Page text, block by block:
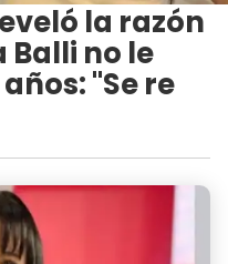
la razón
Balli no le
"Se re